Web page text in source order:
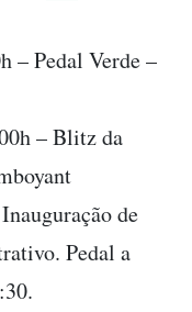
– Pedal Verde –
– Blitz da
de
Pedal a